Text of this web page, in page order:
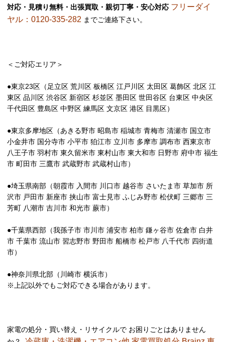
対応・見積り無料・出張買取・親切丁寧・安心対応 フリーダイ
ヤル：0120-335-282 までご連絡下さい。
＜ご対応エリア＞
●東京23区（足立区 荒川区 板橋区 江戸川区 太田区 葛飾区 北区 江
東区 品川区 渋谷区 新宿区 杉並区 墨田区 世田谷区 台東区 中央区
千代田区 豊島区 中野区 練馬区 文京区 港区 目黒区）
●東京多摩地区（あきる野市 昭島市 稲城市 青梅市 清瀬市 国立市
小金井市 国分寺市 小平市 狛江市 立川市 多摩市 調布市 西東京市
八王子市 羽村市 東久留米市 東村山市 東大和市 日野市 府中市 福生
市 町田市 三鷹市 武蔵野市 武蔵村山市）
●埼玉県南部（朝霞市 入間市 川口市 越谷市 さいたま市 草加市 所
沢市 戸田市 新座市 挟山市 富士見市 ふじみ野市 松伏町 三郷市 三
芳町 八潮市 吉川市 和光市 蕨市）
●千葉県西部（我孫子市 市川市 浦安市 柏市 鎌ヶ谷市 佐倉市 白井
市 千葉市 流山市 習志野市 野田市 船橋市 松戸市 八千代市 四街道
市）
●神奈川県北部（川崎市 横浜市）
※上記以外でもご対応できる場合があります。
家電の処分・買い替え・リサイクルで お困りごとはありません